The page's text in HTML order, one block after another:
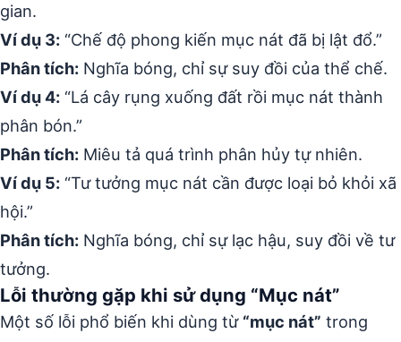
gian.
Ví dụ 3: “Chế độ phong kiến mục nát đã bị lật đổ.”
Phân tích: Nghĩa bóng, chỉ sự suy đồi của thể chế.
Ví dụ 4: “Lá cây rụng xuống đất rồi mục nát thành
phân bón.”
Phân tích: Miêu tả quá trình phân hủy tự nhiên.
Ví dụ 5: “Tư tưởng mục nát cần được loại bỏ khỏi xã
hội.”
Phân tích: Nghĩa bóng, chỉ sự lạc hậu, suy đồi về tư
tưởng.
Lỗi thường gặp khi sử dụng “Mục nát”
Một số lỗi phổ biến khi dùng từ “mục nát” trong